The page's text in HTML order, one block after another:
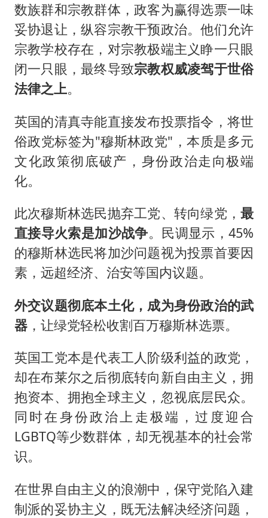
数族群和宗教群体，政客为赢得选票一味
妥协退让，纵容宗教干预政治。他们允许
宗教学校存在，对宗教极端主义睁一只眼
闭一只眼，最终导致宗教权威凌驾于世俗
法律之上。
英国的清真寺能直接发布投票指令，将世
俗政党标签为"穆斯林政党"，本质是多元
文化政策彻底破产，身份政治走向极端
化。
此次穆斯林选民抛弃工党、转向绿党，最
直接导火索是加沙战争。民调显示，45%
的穆斯林选民将加沙问题视为投票首要因
素，远超经济、治安等国内议题。
外交议题彻底本土化，成为身份政治的武
器，让绿党轻松收割百万穆斯林选票。
英国工党本是代表工人阶级利益的政党，
却在布莱尔之后彻底转向新自由主义，拥
抱资本、拥抱全球主义，忽视底层民众。
同时在身份政治上走极端，过度迎合
LGBTQ等少数群体，却无视基本的社会常
识。
在世界自由主义的浪潮中，保守党陷入建
制派的妥协主义，既无法解决经济问题，